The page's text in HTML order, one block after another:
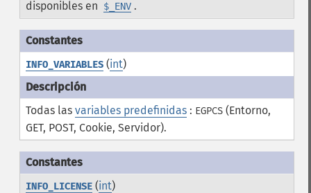
disponibles en $_ENV .
INFO_VARIABLES(int)
Todas las variables predefinidas: EGPCS(Entorno,
GET, POST, Cookie, Servidor).
INFO_LICENSE(int)